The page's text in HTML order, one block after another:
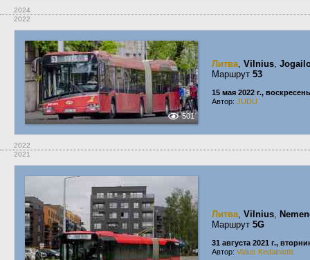
2024
2022
501
Литва, Vilnius,
Маршрут 53
15 мая 2022 г.,
Автор: JUDU
2022
2021
Литва, Vilnius,
Маршрут 5G
31 августа 2021 г.,
Автор: Valius Kedainietis